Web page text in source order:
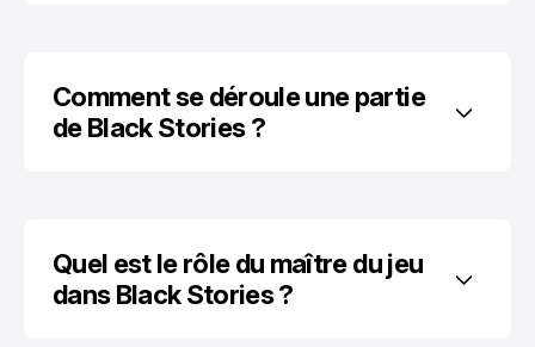
Comment se déroule une partie
de Black Stories ?
Quel est le rôle du maître du jeu
dans Black Stories ?